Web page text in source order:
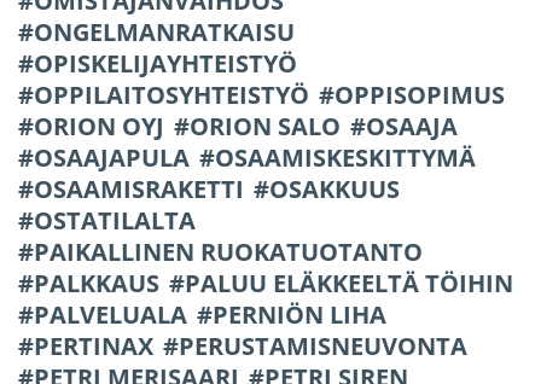
ONGELMANRATKAISU
OPISKELIJAYHTEISTYÖ
OPPILAITOSYHTEISTYÖ
OPPISOPIMUS
ORION OYJ
ORION SALO
OSAAJA
OSAAJAPULA
OSAAMISKESKITTYMÄ
OSAAMISRAKETTI
OSAKKUUS
OSTATILALTA
PAIKALLINEN RUOKATUOTANTO
PALKKAUS
PALUU ELÄKKEELTÄ TÖIHIN
PALVELUALA
PERNIÖN LIHA
PERTINAX
PERUSTAMISNEUVONTA
PETRI MERISAARI
PETRI SIREN